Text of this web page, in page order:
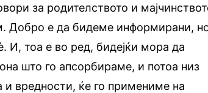
за родителството и
Добро е да бидеме информирани,
И, тоа е во ред, бидејќи мора да
што го апсорбираме, и потоа низ
и вредности, ќе го примениме на